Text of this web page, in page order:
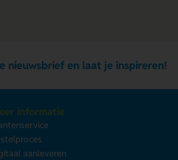
nieuwsbrief en laat je inspireren!
informatie
aanleveren